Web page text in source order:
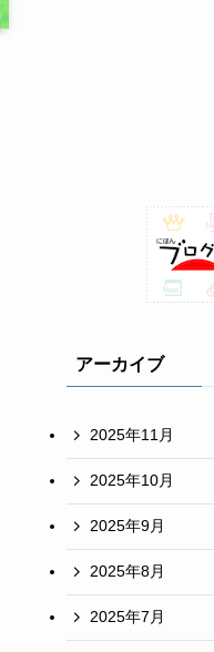
アーカイブ
2025年11月
2025年10月
2025年9月
2025年8月
2025年7月